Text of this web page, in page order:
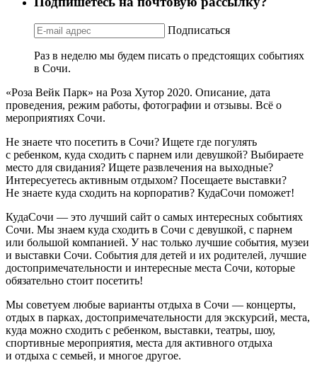
Подписаться
Раз в неделю мы будем писать о предстоящих событиях
в Сочи.
«Роза Вейк Парк» на Роза Хутор 2020. Описание, дата
проведения, режим работы, фотографии и отзывы. Всё о
мероприятиях Сочи.
Не знаете что посетить в Сочи? Ищете где погулять
с ребенком, куда сходить с парнем или девушкой? Выбираете
место для свидания? Ищете развлечения на выходные?
Интересуетесь активным отдыхом? Посещаете выставки?
Не знаете куда сходить на корпоратив? КудаСочи поможет!
КудаСочи — это лучший сайт о самых интересных событиях
Сочи. Мы знаем куда сходить в Сочи с девушкой, с парнем
или большой компанией. У нас только лучшие события, музеи
и выставки Сочи. События для детей и их родителей, лучшие
достопримечательности и интересные места Сочи, которые
обязательно стоит посетить!
Мы советуем любые варианты отдыха в Сочи — концерты,
отдых в парках, достопримечательности для экскурсий, места,
куда можно сходить с ребенком, выставки, театры, шоу,
спортивные мероприятия, места для активного отдыха
и отдыха с семьей, и многое другое.